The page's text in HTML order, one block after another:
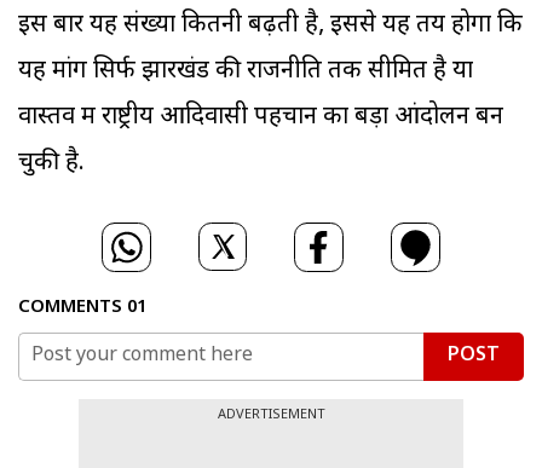
इस बार यह संख्या कितनी बढ़ती है, इससे यह तय होगा कि
यह मांग सिर्फ झारखंड की राजनीति तक सीमित है या
वास्तव में राष्ट्रीय आदिवासी पहचान का बड़ा आंदोलन बन
चुकी है.
COMMENTS 01
POST
ADVERTISEMENT